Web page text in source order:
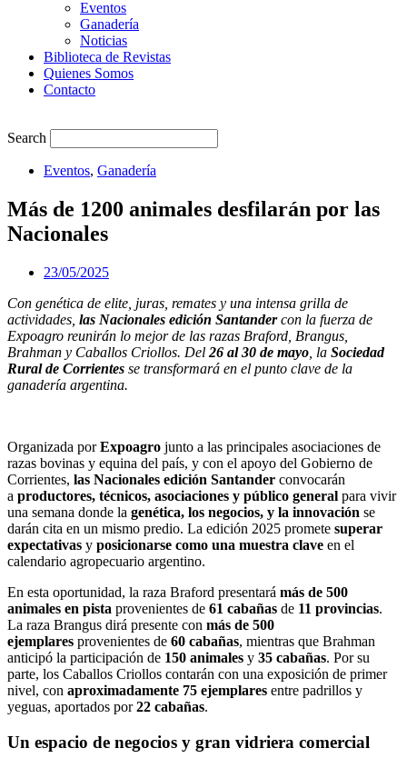
Eventos
Ganadería
Noticias
Biblioteca de Revistas
Quienes Somos
Contacto
Search
Eventos, Ganadería
Más de 1200 animales desfilarán por las
Nacionales
23/05/2025
Con genética de elite, juras, remates y una intensa grilla de
actividades, las Nacionales edición Santandercon la fuerza de
Expoagro reunirán lo mejor de las razas Braford, Brangus,
Brahman y Caballos Criollos. Del 26 al 30 de mayo , la Sociedad
Rural de Corrientes se transformará en el punto clave de la
ganadería argentina.
Organizada porExpoagro junto a las principales asociaciones de
razas bovinas y equina del país, y con el apoyo del Gobierno de
Corrientes, las Nacionales edición Santander convocarán
a productores, técnicos, asociaciones y público general para vivir
una semana donde la genética, los negocios, y la innovación se
darán cita en un mismo predio. La edición 2025 promete superar
expectativas y posicionarse como una muestra clave en el
calendario agropecuario argentino.
En esta oportunidad, la raza Braford presentará más de 500
animales en pista provenientes de 61 cabañas de 11 provincias.
La raza Brangus dirá presente con más de 500
ejemplares provenientes de 60 cabañas, mientras que Brahman
anticipó la participación de 150 animales y 35 cabañas. Por su
parte, los Caballos Criollos contarán con una exposición de primer
nivel, con aproximadamente 75 ejemplares entre padrillos y
yeguas, aportados por22 cabañas.
Un espacio de negocios y gran vidriera comercial